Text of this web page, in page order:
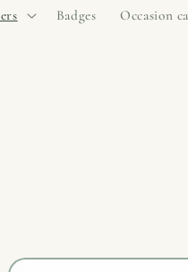
Badges Occasion